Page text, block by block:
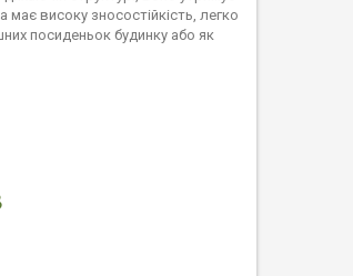
високу зносостійкість, легко
посиденьок будинку або як